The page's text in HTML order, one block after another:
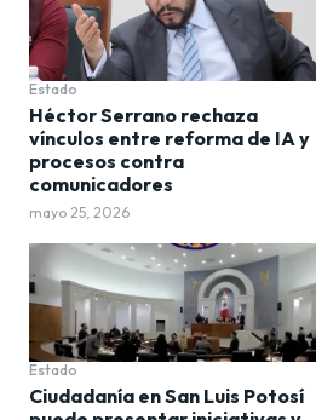
Estado
Héctor Serrano rechaza
vínculos entre reforma de IA y
procesos contra
comunicadores
mayo 25, 2026
Estado
Ciudadanía en San Luis Potosí